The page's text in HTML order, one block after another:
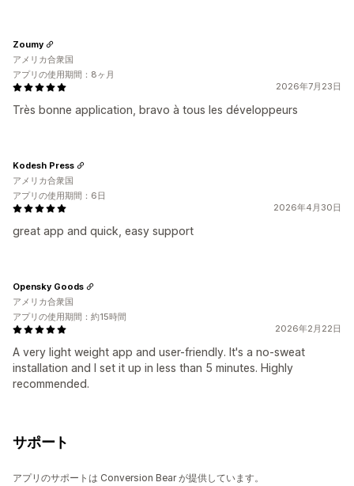
2026年7月23日
Très bonne application, bravo à tous les développeurs
Zoumy
アメリカ合衆国
アプリの使用期間：8ヶ月
2026年4月30日
great app and quick, easy support
Kodesh Press
アメリカ合衆国
アプリの使用期間：6日
2026年2月22日
A very light weight app and user-friendly. It's a no-sweat
installation and I set it up in less than 5 minutes. Highly
recommended.
Opensky Goods
アメリカ合衆国
アプリの使用期間：約15時間
サポート
アプリのサポートは Conversion Bear が提供しています。